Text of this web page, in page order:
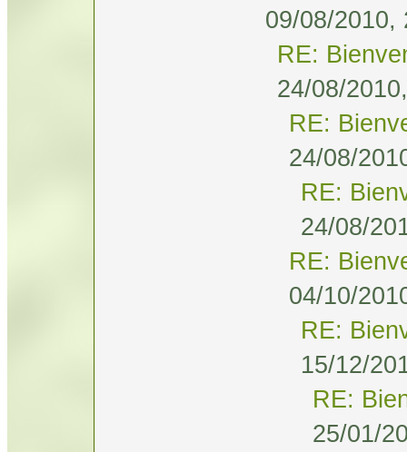
09/08/2010,
RE:
24/08/
RE:
24/08/
RE:
24/08/
RE:
04/10/
RE:
15/12/
RE:
25/01/